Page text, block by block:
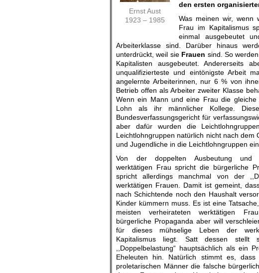
Ernst Aust
1923 – 1985
den ersten
Was meinen wir, wenn
Frau im Kapitalismus
einmal ausgebeutet
Arbeiterklasse sind. Darüber hinaus
unterdrückt, weil sie Frauen sind. So
Kapitalisten ausgebeutet. Andererseits
unqualifizierteste und eintönigste Arbeit
angelernte Arbeiterinnen, nur 6 % von
Betrieb offen als Arbeiter zweiter Klasse
Wenn ein Mann und eine Frau die gleiche
Lohn als ihr männlicher Kollege.
Bundesverfassungsgericht für
aber dafür wurden die
Leichtlohngruppen natürlich nicht nach
und Jugendliche in die Leichtlohngruppen
Von der doppelten Ausbeutung und
werktätigen Frau spricht die bürgerliche
spricht allerdings manchmal von der
werktätigen Frauen. Damit ist gemeint,
nach Schichtende noch den Haushalt
Kinder kümmern muss. Es ist eine
meisten verheirateten werktätigen
bürgerliche Propaganda aber will
für dieses mühselige Leben der
Kapitalismus liegt. Satt dessen
,,Doppelbelastung“ hauptsächlich als ein
Eheleuten hin. Natürlich stimmt es,
proletarischen Männer die falsche